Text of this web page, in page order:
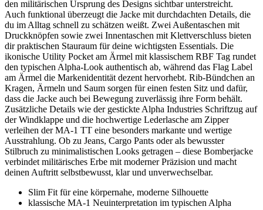
den militärischen Ursprung des Designs sichtbar unterstreicht.
Auch funktional überzeugt die Jacke mit durchdachten Details, die
du im Alltag schnell zu schätzen weißt. Zwei Außentaschen mit
Druckknöpfen sowie zwei Innentaschen mit Klettverschluss bieten
dir praktischen Stauraum für deine wichtigsten Essentials. Die
ikonische Utility Pocket am Ärmel mit klassischem RBF Tag rundet
den typischen Alpha-Look authentisch ab, während das Flag Label
am Ärmel die Markenidentität dezent hervorhebt. Rib-Bündchen an
Kragen, Ärmeln und Saum sorgen für einen festen Sitz und dafür,
dass die Jacke auch bei Bewegung zuverlässig ihre Form behält.
Zusätzliche Details wie der gestickte Alpha Industries Schriftzug auf
der Windklappe und die hochwertige Lederlasche am Zipper
verleihen der MA-1 TT eine besonders markante und wertige
Ausstrahlung. Ob zu Jeans, Cargo Pants oder als bewusster
Stilbruch zu minimalistischen Looks getragen – diese Bomberjacke
verbindet militärisches Erbe mit moderner Präzision und macht
deinen Auftritt selbstbewusst, klar und unverwechselbar.
Slim Fit für eine körpernahe, moderne Silhouette
klassische MA-1 Neuinterpretation im typischen Alpha